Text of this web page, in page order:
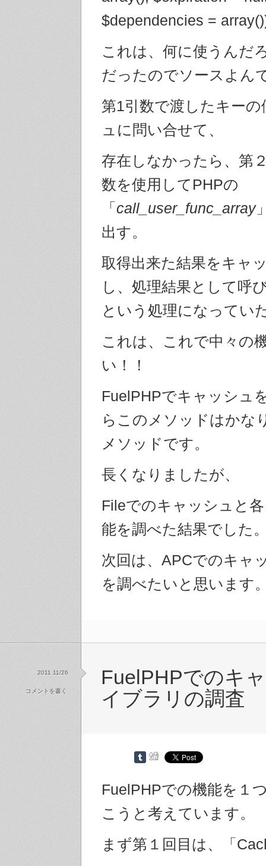
$dependencies =
これは、何に使うんだ
だったのでソースよん
第1引数で渡したキー
ュに問い合せて、
存在しなかったら、第
数を使用してPHPの
「 call_user_func_array
出す。
取得出来た結果をキャ
し、処理結果として呼
という処理になってい
これは、これで中々の
い！！
FuelPHPでキャッシュ
らこのメソッドはかな
メソッドです。
長くなりましたが、
Fileでのキャッシュと
能を調べた結果でした
次回は、APCでのキャ
を調べたいと思います
FuelPHPでのキ
イブラリの調査
FuelPHPでの機能を１
こうと考えています。
まず第１回目は、「
2011 11/26
コメントを書く